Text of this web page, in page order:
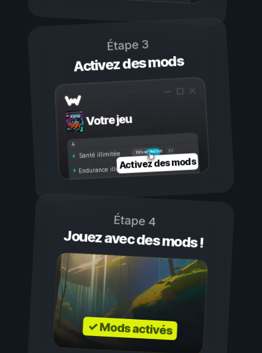
Étape 3
Activez des mods
Votre jeu
Activé
Désactivé
Santé illimitée
Endurance illimitéeActivez des mods
Étape 4
Jouez avec des mods !
✓ Mods activés